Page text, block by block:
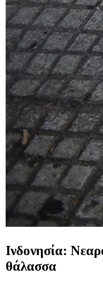
Ινδονησία:
θάλασσα